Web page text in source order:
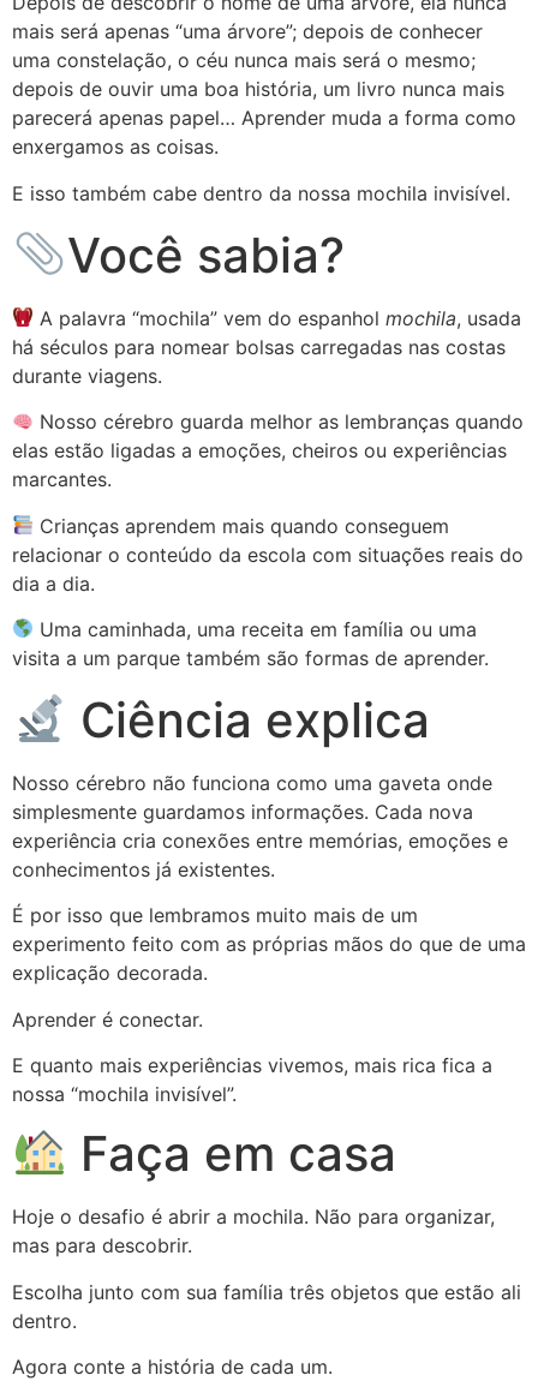
mais será apenas “uma árvore”; depois de conhecer
uma constelação, o céu nunca mais será o mesmo;
depois de ouvir uma boa história, um livro nunca mais
parecerá apenas papel… Aprender muda a forma como
enxergamos as coisas.
E isso também cabe dentro da nossa mochila invisível.
Você sabia?
A palavra “mochila” vem do espanholmochila, usada
há séculos para nomear bolsas carregadas nas costas
durante viagens.
Nosso cérebro guarda melhor as lembranças quando
elas estão ligadas a emoções, cheiros ou experiências
marcantes.
Crianças aprendem mais quando conseguem
relacionar o conteúdo da escola com situações reais do
dia a dia.
Uma caminhada, uma receita em família ou uma
visita a um parque também são formas de aprender.
Ciência explica
Nosso cérebro não funciona como uma gaveta onde
simplesmente guardamos informações. Cada nova
experiência cria conexões entre memórias, emoções e
conhecimentos já existentes.
É por isso que lembramos muito mais de um
experimento feito com as próprias mãos do que de uma
explicação decorada.
Aprender é conectar.
E quanto mais experiências vivemos, mais rica fica a
nossa “mochila invisível”.
Faça em casa
Hoje o desafio é abrir a mochila. Não para organizar,
mas para descobrir.
Escolha junto com sua família três objetos que estão ali
dentro.
Agora conte a história de cada um.